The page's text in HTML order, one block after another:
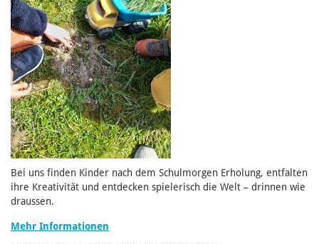
Bei uns finden Kinder nach dem Schulmorgen Erholung, entfalten
ihre Kreativität und entdecken spielerisch die Welt – drinnen wie
draussen.
Mehr Informationen